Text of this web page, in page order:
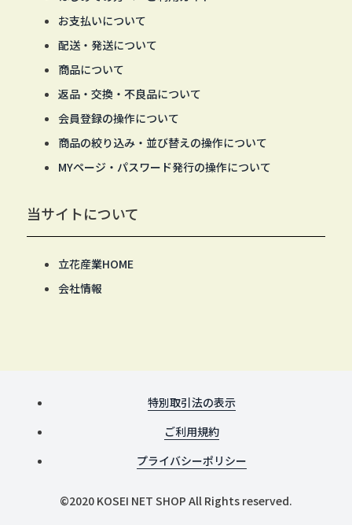
お支払いについて
配送・発送について
商品について
返品・交換・不良品について
会員登録の操作について
商品の絞り込み・並び替えの操作について
MYページ・パスワード発行の操作について
当サイトについて
立花産業HOME
会社情報
特別取引法の表示
ご利用規約
プライバシーポリシー
©2020 KOSEI NET SHOP All Rights reserved.